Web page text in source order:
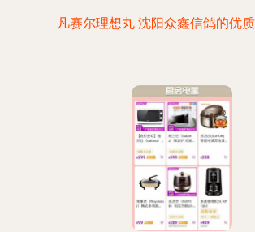
凡赛尔理想丸 沈阳众鑫信鸽的优